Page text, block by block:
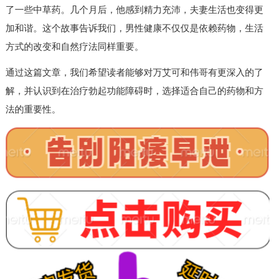
了一些中草药。几个月后，他感到精力充沛，夫妻生活也变得更
加和谐。这个故事告诉我们，男性健康不仅仅是依赖药物，生活
方式的改变和自然疗法同样重要。
通过这篇文章，我们希望读者能够对万艾可和伟哥有更深入的了
解，并认识到在治疗勃起功能障碍时，选择适合自己的药物和方
法的重要性。